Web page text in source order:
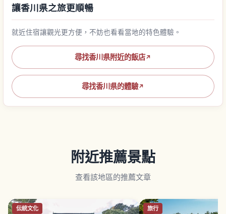
讓香川県之旅更順暢
就近住宿讓觀光更方便，不妨也看看當地的特色體驗。
尋找香川県附近的飯店↗
尋找香川県的體驗↗
附近推薦景點
查看該地區的推薦文章
伝統文化 旅行